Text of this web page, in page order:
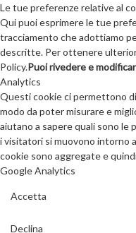
Le tue preferenze relative al
Qui puoi esprimere le tue
tracciamento che adottiamo
descritte. Per ottenere
Policy.Puoi rivedere e
Analytics
Questi cookie ci permettono
modo da poter misurare e
aiutano a sapere quali sono le
i visitatori si muovono intorno
cookie sono aggregate e
Google Analytics
Accetta
Declina